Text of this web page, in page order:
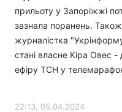
прильоту у Запоріжжі
зазнала поранень.
журналістка
стані власне Кіра Овес
ефіру ТСН у
22:13, 05.04.2024